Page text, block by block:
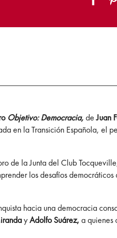
Objetivo: Democracia,deJuan
en la Transición Española, el
de la Junta del Club
los desafíos democráticos
hacia una democracia
yAdolfo Suárez,a quienes